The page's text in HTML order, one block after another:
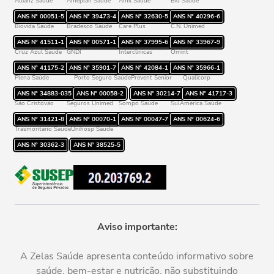
Rede credenciada
ANS Nº 00051-5 ANS Nº 39473-4 ANS Nº 32630-5 ANS Nº 40296-6
Biovida Saúde
ANS Nº 41511-1
Bradesco Saúde
ANS Nº 00571-1
Care Plus
ANS Nº 37995-6
C.N. Unimed
ANS Nº 33967-9
Cruz Azul Saúde
ANS Nº 41175-2
GNDI
ANS Nº 35901-7
Interclínicas
ANS Nº 42084-1
Omint
ANS Nº 35966-1
Plena Saúde
ANS Nº 34883-035
Porto Seguro Saúde
ANS Nº 00058-2
Prevent Senior
ANS Nº 30214-7
Qualicorp
ANS Nº 41717-3
São Cristóvão
ANS Nº 31421-8
Seguros Unimed
ANS Nº 00070-1
Sompo Saúde
ANS Nº 00047-7
SulAmérica Saúde
ANS Nº 00624-6
Trasmontano Saúde
ANS Nº 30362-3
Unihosp Saúde
ANS Nº 38525-5
Aviso importante:
A Zelas Saúde apresenta conteúdo informativo sobre
saúde, bem-estar e nutrição, não substituindo